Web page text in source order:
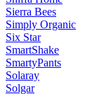
Sierra Bees
Simply Organic
Six Star
SmartShake
SmartyPants
Solaray
Solgar